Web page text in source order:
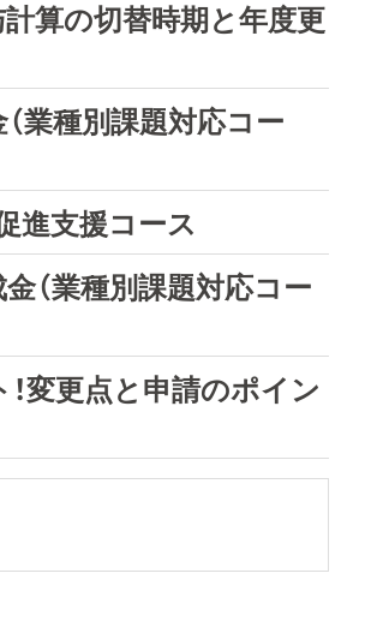
計算の切替時期と年度更
業種別課題対応コー
進支援コース
（業種別課題対応コー
！変更点と申請のポイン